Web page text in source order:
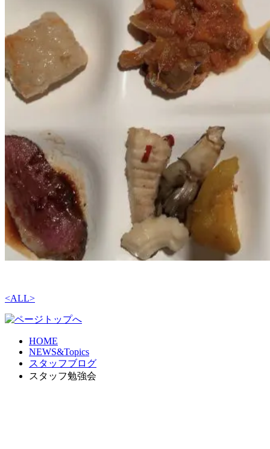
<ALL>
HOME
NEWS&Topics
スタッフブログ
スタッフ勉強会